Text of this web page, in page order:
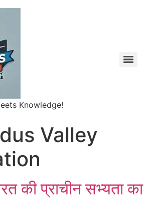
Knowledge!
Valley
की प्राचीन सभ्यता का